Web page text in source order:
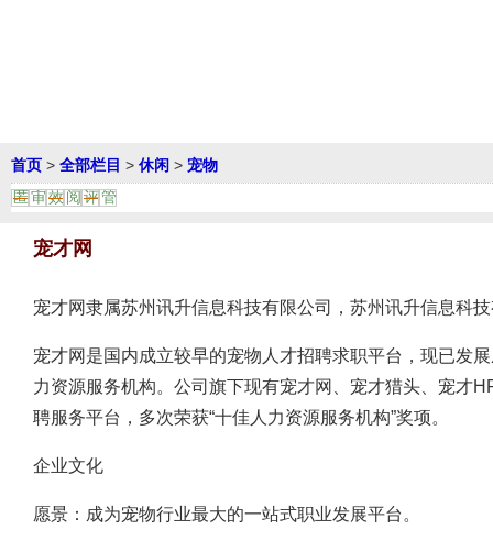
首页 > 全部栏目 > 休闲 > 宠物
匿 审 效 阅 评 管
宠才网
宠才网隶属苏州讯升信息科技有限公司，苏州讯升信息科
宠才网是国内成立较早的宠物人才招聘求职平台，现已发
力资源服务机构。公司旗下现有宠才网、宠才猎头、宠才
聘服务平台，多次荣获“十佳人力资源服务机构”奖项。
企业文化
愿景：成为宠物行业最大的一站式职业发展平台。